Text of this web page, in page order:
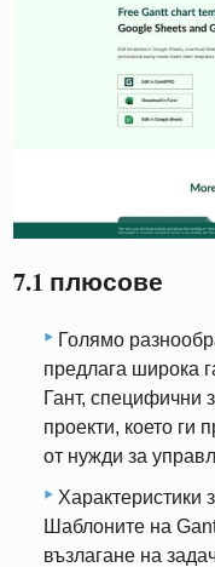
7.1 плюсове
Голямо
предлага широка
Гант, специфични
проекти, което ги
от нужди за
Характеристики
Шаблоните на
възлагане на